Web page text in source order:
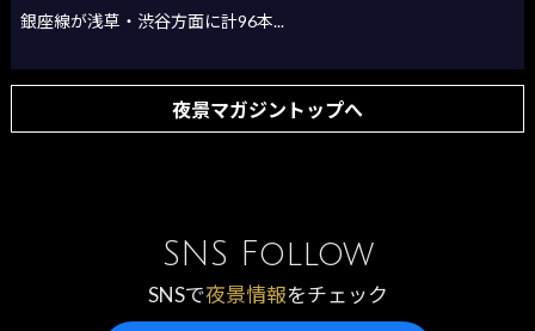
銀座線が浅草・渋谷方面に計96本...
夜景マガジントップへ
SNS Follow
SNSで夜景情報をチェック